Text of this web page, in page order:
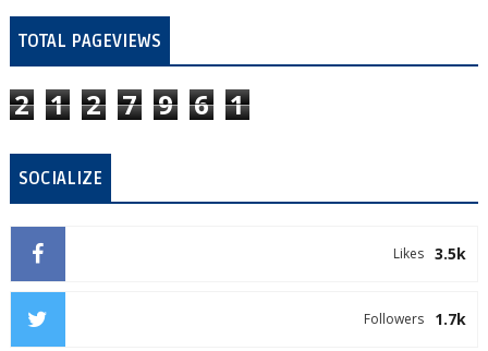
TOTAL PAGEVIEWS
2 1 2 7 9 6 1
SOCIALIZE
3.5k
Likes
1.7k
Followers